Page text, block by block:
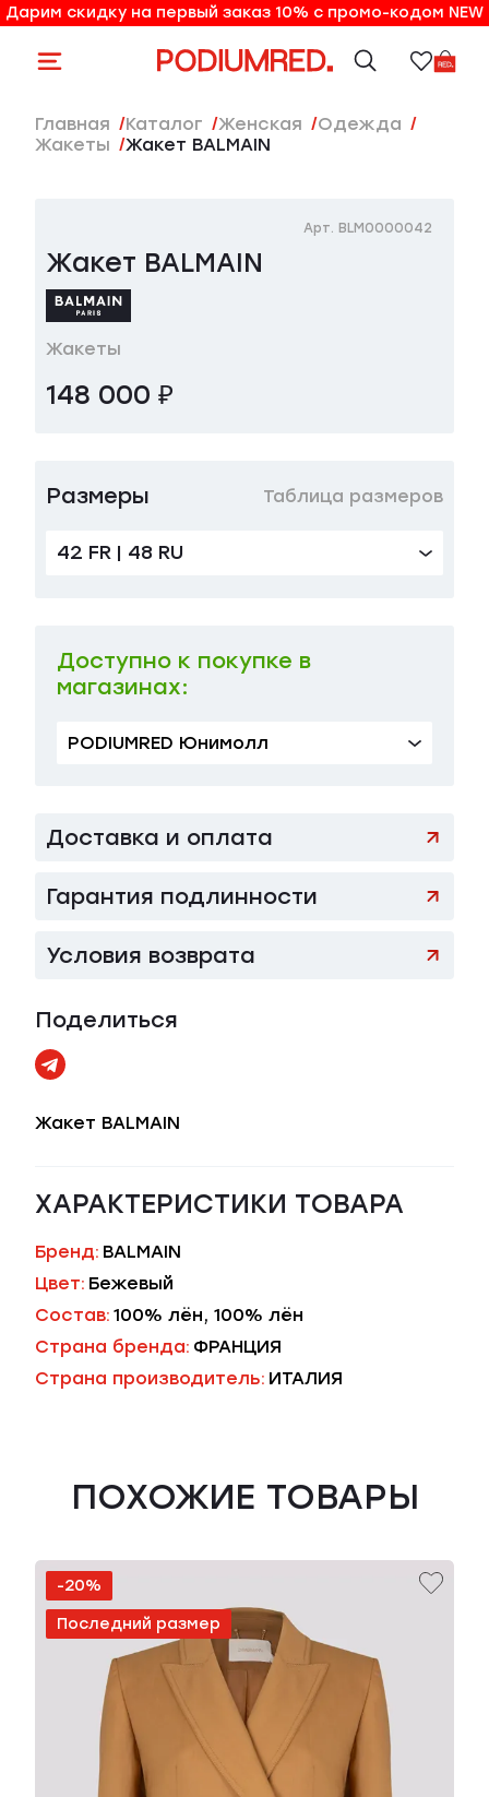
10% на первый заказ по промо-коду NEW
Дарим скидку на первый заказ 10% с промо-кодом NEW
Главная Каталог женская
Одежда
Жакеты
Жакет BALMAIN
Жакет BALMAIN
Арт. BLM0000042
Жакеты
148 000 ₽
Размеры Таблица размеров
42 FR | 48 RU
Доступно к покупке в
магазинах:
PODIUMRED Юнимолл
Доставка и оплата
Гарантия подлинности
Условия возврата
Поделиться
Жакет BALMAIN
ХАРАКТЕРИСТИКИ ТОВАРА
Бренд: BALMAIN
Цвет: Бежевый
Состав: 100% лён, 100% лён
Страна бренда: ФРАНЦИЯ
Страна производитель: ИТАЛИЯ
ПОХОЖИЕ ТОВАРЫ
-20%
Последний размер